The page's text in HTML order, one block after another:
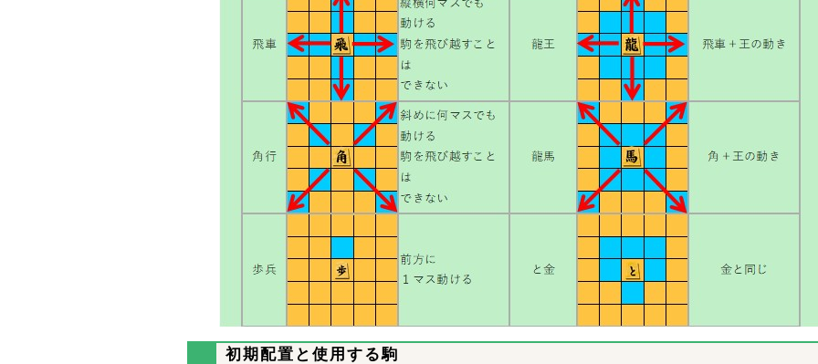
初期配置と使用する駒